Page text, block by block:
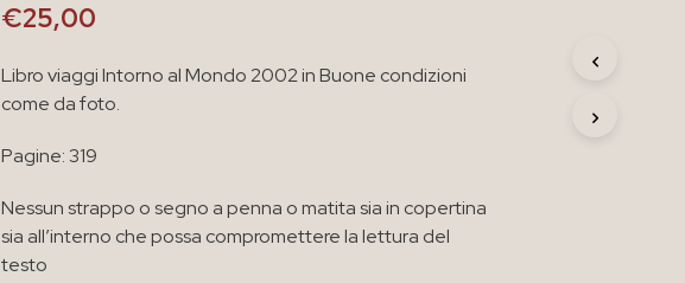
€25,00
Libro viaggi Intorno al Mondo 2002 in Buone condizioni
come da foto.
Pagine: 319
Nessun strappo o segno a penna o matita sia in copertina
sia all’interno che possa compromettere la lettura del
testo